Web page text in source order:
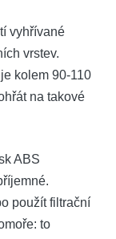
vyhřívané
vrstev.
kolem 90-110
na takové
ABS
použít filtrační
to